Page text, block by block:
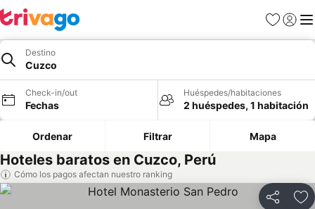
Favoritos
Iniciar
Destino
Cuzco
Check-in/out
Fechas
Huéspedes/habitaciones
2 huéspedes, 1 habitación
Ordenar Filtrar Mapa
Hoteles baratos en Cuzco, Perú
Cómo los pagos afectan nuestro ranking
Compartir